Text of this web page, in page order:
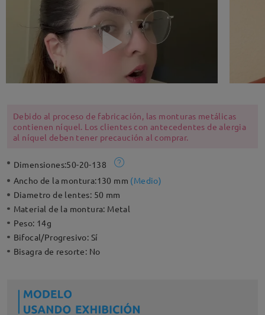
Debido al proceso de fabricación, las monturas metálicas
contienen níquel. Los clientes con antecedentes de alergia
al níquel deben tener precaución al comprar.
Dimensiones:50-20-138
Ancho de la montura:130 mm (Medio)
Diametro de lentes: 50 mm
Material de la montura: Metal
Peso: 14g
Bifocal/Progresivo: Sí
Bisagra de resorte: No